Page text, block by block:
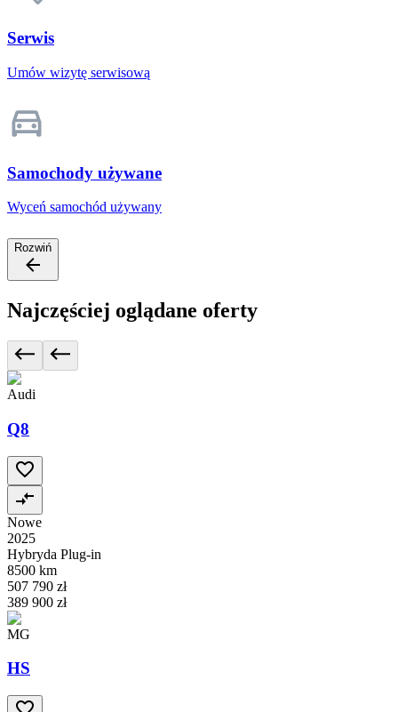
Serwis
Umów wizytę serwisową
Samochody używane
Wyceń samochód używany
Rozwiń
Najczęściej oglądane oferty
Audi
Q8
Nowe
2025
Hybryda Plug-in
8500 km
507 790 zł
389 900 zł
MG
HS